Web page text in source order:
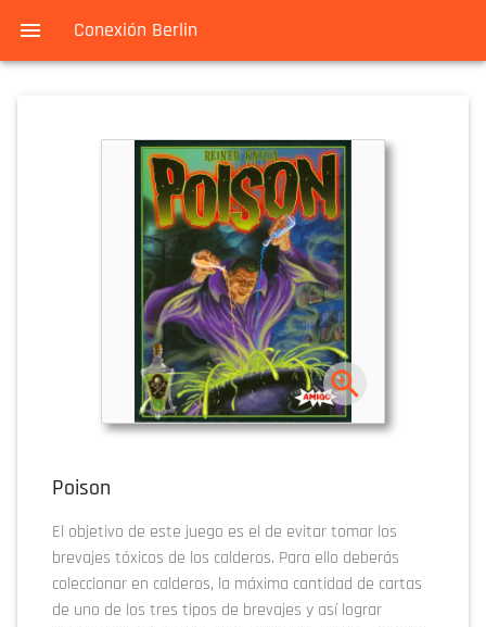
Conexión Berlin
Poison
El objetivo de este juego es el de evitar tomar los
brevajes tóxicos de los calderos. Para ello deberás
coleccionar en calderos, la máxima cantidad de cartas
de uno de los tres tipos de brevajes y así lograr